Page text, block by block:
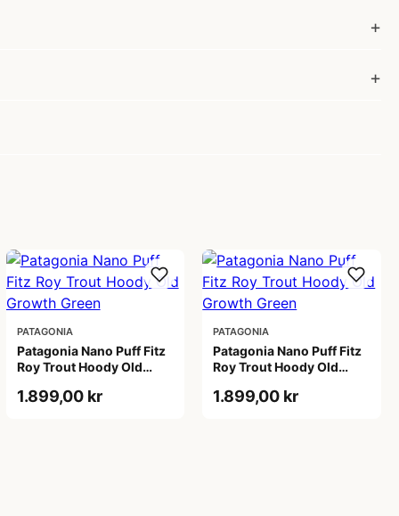
PATAGONIA
Patagonia Nano Puff Fitz
Roy Trout Hoody Old
1.899,00 kr
PATAGONIA
Patagonia Nano Puff Fitz
Roy Trout Hoody Old
1.899,00 kr